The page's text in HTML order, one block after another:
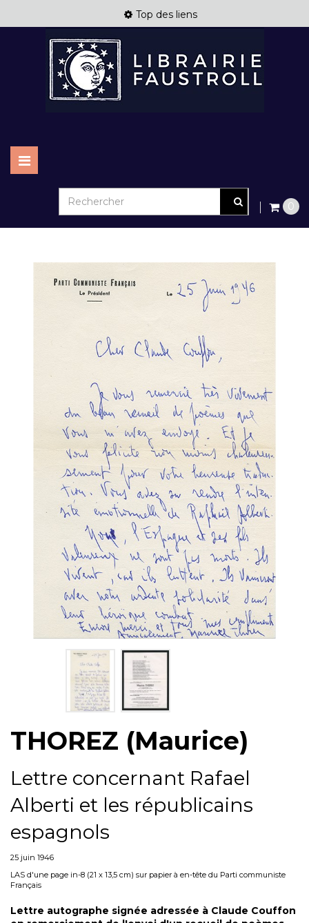
Top des liens
Basculer
la
navigation
0
THOREZ (Maurice)
Lettre concernant Rafael
Alberti et les républicains
espagnols
25 juin 1946
LAS d'une page in-8 (21 x 13,5 cm) sur papier à en-tête du Parti communiste
Français
Lettre autographe signée adressée à Claude Couffon